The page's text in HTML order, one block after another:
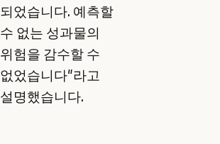
되었습니다. 예측할
수 없는 성과물의
위험을 감수할 수
없었습니다"라고
설명했습니다.